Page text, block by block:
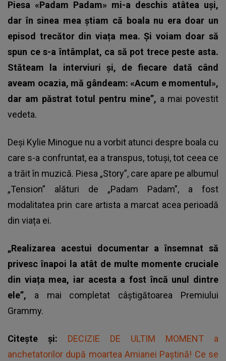
Piesa «Padam Padam» mi-a deschis atâtea uși,
dar în sinea mea știam că boala nu era doar un
episod trecător din viața mea. Și voiam doar să
spun ce s-a întâmplat, ca să pot trece peste asta.
Stăteam la interviuri și, de fiecare dată când
aveam ocazia, mă gândeam: «Acum e momentul»,
dar am păstrat totul pentru mine”, a mai povestit
vedeta.
Deși Kylie Minogue nu a vorbit atunci despre boala cu
care s-a confruntat, ea a transpus, totuși, tot ceea ce
a trăit în muzică. Piesa „Story”, care apare pe albumul
„Tension” alături de „Padam Padam”, a fost
modalitatea prin care artista a marcat acea perioadă
din viața ei.
„Realizarea acestui documentar a însemnat să
privesc înapoi la atât de multe momente cruciale
din viața mea, iar acesta a fost încă unul dintre
ele”, a mai completat câștigătoarea Premiului
Grammy.
Citește și: DECIZIE DE ULTIM MOMENT a
anchetatorilor după moartea Amianei Paștină! Ce se